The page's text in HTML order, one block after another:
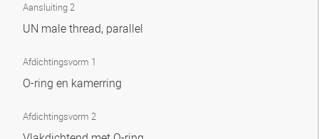
Aansluiting 2
UN male thread, parallel
Afdichtingsvorm 1
O-ring en kamerring
Afdichtingsvorm 2